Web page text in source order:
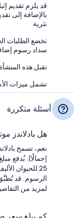
قد يلزم تقديم
بالإضافة إلى
نثرية
تخضع الطلبات
سداد رسوم
تقبل هذه
تشمل ميزات
أسئلة متكررة
هل بادلاندز
25 للحيوان
الرسوم. قد تُطبَّق
لمزيد من
كم يبلغ سعر